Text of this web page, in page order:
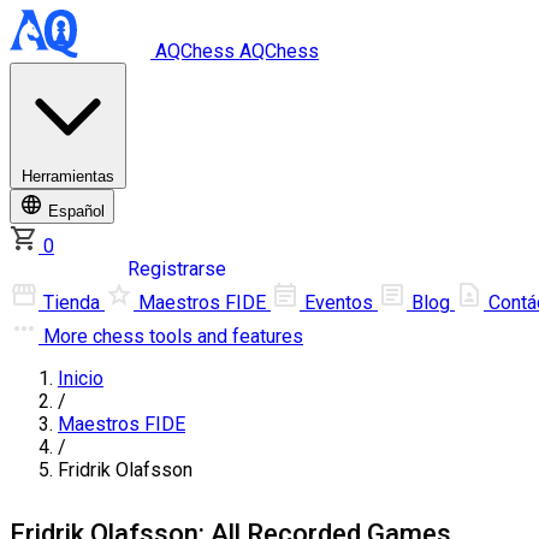
AQChess AQChess
Herramientas
Español
0
Registrarse
Tienda
Maestros FIDE Eventos Blog
More chess tools and features
Inicio
/
Maestros FIDE
/
Fridrik Olafsson